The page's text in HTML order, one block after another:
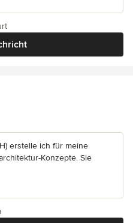
von 5 Sternen
erstelle ich für meine
Konzepte. Sie